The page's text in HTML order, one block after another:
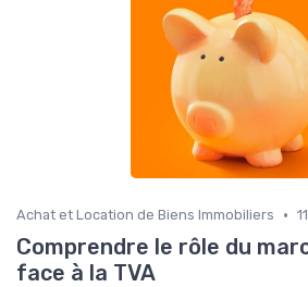
Achat et Location de Biens Immobiliers •
Comprendre le rôle du
face à la TVA